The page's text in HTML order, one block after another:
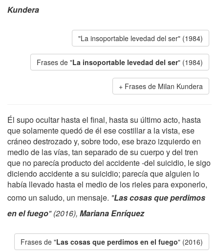
Kundera
"La insoportable levedad del ser" (1984)
Frases de "La insoportable levedad del ser" (1984)
Frases de Milan Kundera
Él supo ocultar hasta el final, hasta su último acto, hasta
que solamente quedó de él ese costillar a la vista, ese
cráneo destrozado y, sobre todo, ese brazo izquierdo en
medio de las vías, tan separado de su cuerpo y del tren
que no parecía producto del accidente -del suicidio, le sigo
diciendo accidente a su suicidio; parecía que alguien lo
había llevado hasta el medio de los rieles para exponerlo,
como un saludo, un mensaje. "Las cosas que perdimos
en el fuego" (2016), Mariana Enríquez
Frases de "Las cosas que perdimos en el fuego" (2016)